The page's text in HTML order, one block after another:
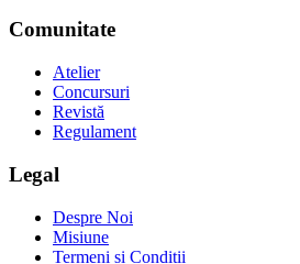
Comunitate
Atelier
Concursuri
Revistă
Regulament
Legal
Despre Noi
Misiune
Termeni și Condiții